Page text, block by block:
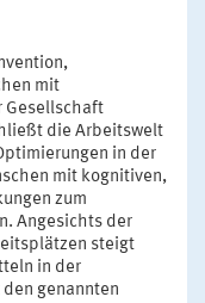
mit
Gesellschaft
die Arbeitswelt
in der
mit kognitiven,
zum
Angesichts der
steigt
in der
genannten